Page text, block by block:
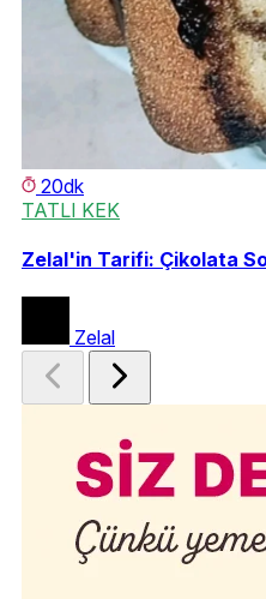
20dk
TATLI KEK
Zelal'in Tarifi: Çikolata
Zelal